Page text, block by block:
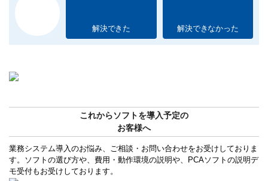
解決できた 解決できなかった
これからソフトを導入予定の
お客様へ
業務システム導入のお悩み、ご相談・お問い合わせをお受けしておりま
す。ソフトの選び方や、費用・動作環境の説明や、PCAソフトの説明デ
モ受付もお受けしております。